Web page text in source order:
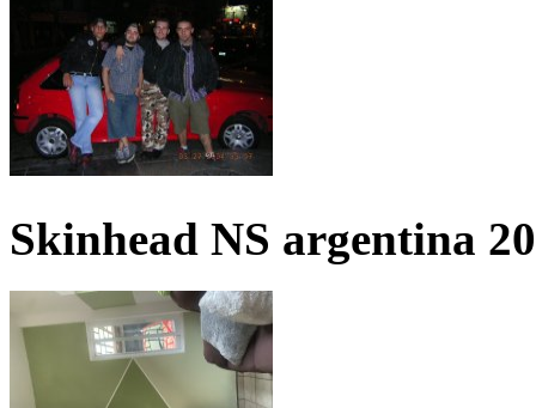
Skinhead NS argentina